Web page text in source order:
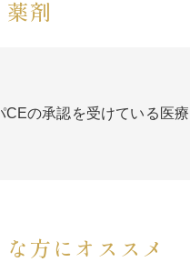
剤
の承認を受けている医療
方にオススメ